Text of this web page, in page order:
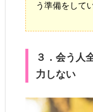
う準備をして
３．会う人
力しない